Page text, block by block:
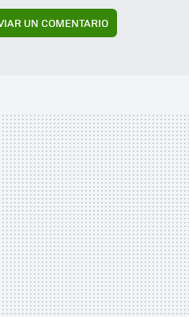
UN COMENTARIO